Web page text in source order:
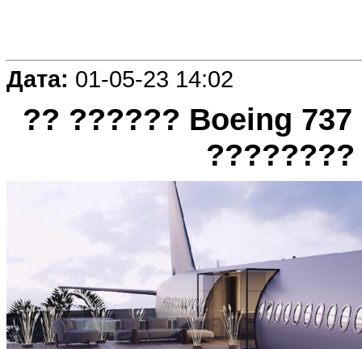
Дата: 01-05-23 14:02
?? ?????? Boeing